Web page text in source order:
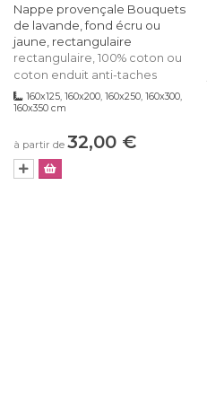
Nappe provençale Bouquets
de lavande, fond écru ou
jaune, rectangulaire
rectangulaire, 100% coton ou
coton enduit anti-taches
160x125, 160x200, 160x250, 160x300,
160x350 cm
à partir de 32,00 €